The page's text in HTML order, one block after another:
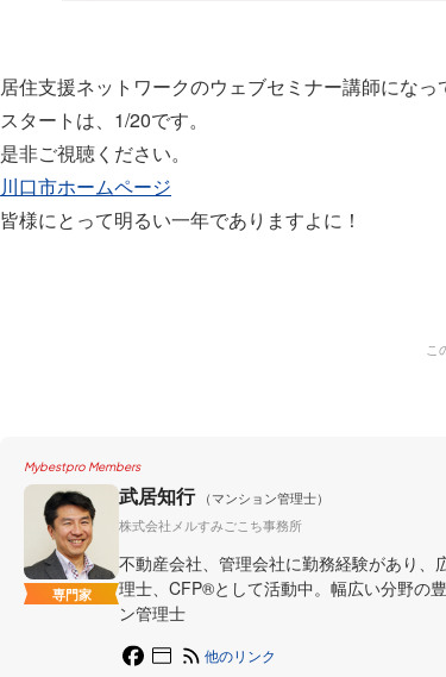
居住支援ネットワークのウェブセミナー講師になっ
スタートは、1/20です。
是非ご視聴ください。
川口市ホームページ
皆様にとって明るい一年でありますよに！
こ
Mybestpro Members
専門家
武居知行
（マンション管理士）
株式会社メルすみごこち事務所
不動産会社、管理会社に勤務経験があり
理士、CFP®︎として活動中。幅広い分野の
ン管理士
他のリンク